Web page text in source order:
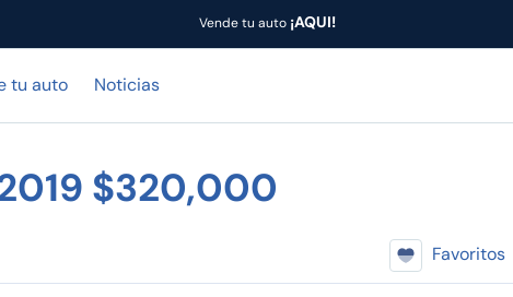
Vende tu auto¡AQUI!
tu auto Noticias
$320,000
Favoritos